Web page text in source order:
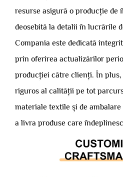
resurse asigură o producție de
deosebită la detalii în lucrările
Compania este dedicată
prin oferirea actualizărilor
producției către clienți. În
riguros al calității pe tot
materiale textile și de
a livra produse care